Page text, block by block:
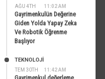
AĞU 4TH 11:02 AM
Gayrimenkulün Değerine
Giden Yolda Yapay Zeka
Ve Robotik Öğrenme
Başlıyor
TEM 30TH 11:42 AM
TEKNOLOJİ